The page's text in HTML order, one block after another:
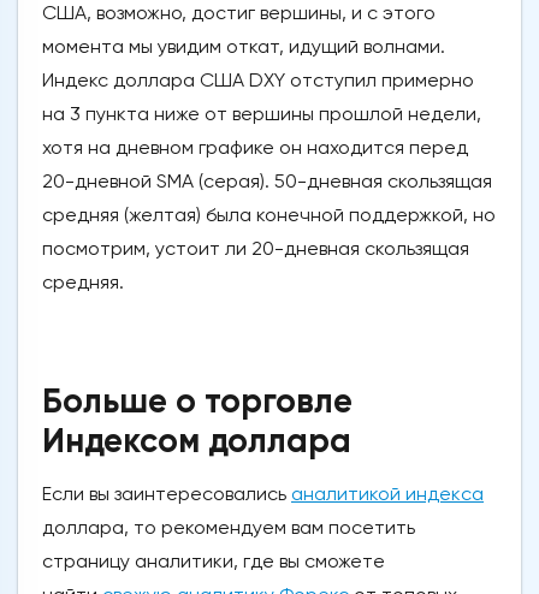
США, возможно, достиг вершины, и с этого
момента мы увидим откат, идущий волнами.
Индекс доллара США DXY отступил примерно
на 3 пункта ниже от вершины прошлой недели,
хотя на дневном графике он находится перед
20-дневной SMA (серая). 50-дневная скользящая
средняя (желтая) была конечной поддержкой, но
посмотрим, устоит ли 20-дневная скользящая
средняя.
Больше о торговле
Индексом доллара
Если вы заинтересовались аналитикой индекcа
доллара, то рекомендуем вам посетить
страницу аналитики, где вы сможете